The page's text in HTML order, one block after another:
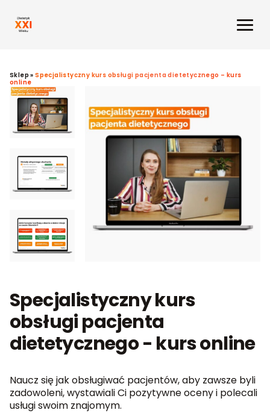
Sklep »Specjalistyczny kurs obsługi pacjenta dietetycznego – kurs
online
Specjalistyczny kurs
obsługi pacjenta
dietetycznego - kurs online
Naucz się jak obsługiwać pacjentów, aby zawsze byli
zadowoleni, wystawiali Ci pozytywne oceny i polecali
usługi swoim znajomym.